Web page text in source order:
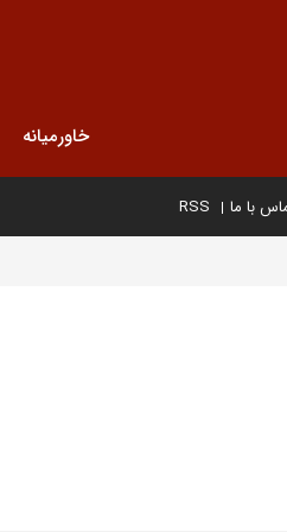
خاورمیانه
با ما RSS